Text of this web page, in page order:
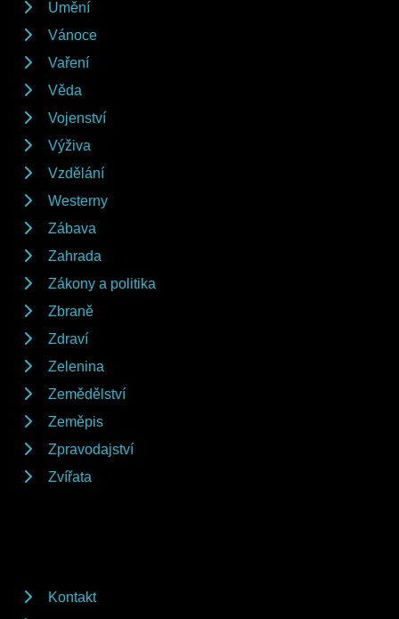
Umění
Vánoce
Vaření
Věda
Vojenství
Výživa
Vzdělání
Westerny
Zábava
Zahrada
Zákony a politika
Zbraně
Zdraví
Zelenina
Zemědělství
Zeměpis
Zpravodajství
Zvířata
Kontakt